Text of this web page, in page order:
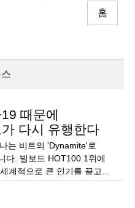
홈
때문에
다시 유행한다
는 비트의 'Dynamite'로
다. 빌보드 HOT100 1위에
계적으로 큰 인기를 끌고